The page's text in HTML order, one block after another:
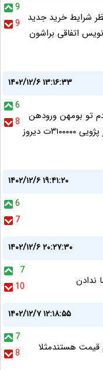
9
9
شرایط خرید جدید
اتفاقی براشون
۱۴۰۲/۱۲/۶ ۱۳:۱۶:۳۳
6
8
تو بومهن ورودهن
پرسیدم گلدستون تیبا ۲۹۰۰۰۰۰ت وایزانتایر پژویی ۳۱۰۰۰۰۰ت دیروز
۱۴۰۲/۱۲/۶ ۱۹:۴۱:۲۰
6
7
۱۴۰۲/۱۲/۶ ۲۰:۲۷:۳۰
7
10
۱۴۰۲/۱۲/۷ ۱۲:۱۸:۵۵
7
8
هستندمثلا